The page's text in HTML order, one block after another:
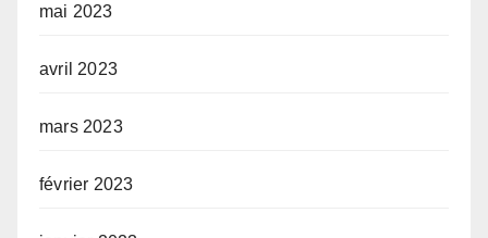
mai 2023
avril 2023
mars 2023
février 2023